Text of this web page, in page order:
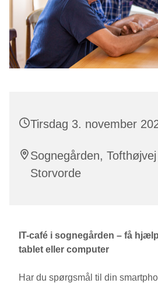
Tirsdag 3. november
Sognegården,
Storvorde
IT-café i sognegården – få
tablet eller computer
Har du spørgsmål til din